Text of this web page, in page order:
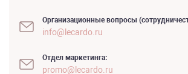
Организационные вопросы
info@lecardo.ru
Отдел маркетинга:
promo@lecardo.ru